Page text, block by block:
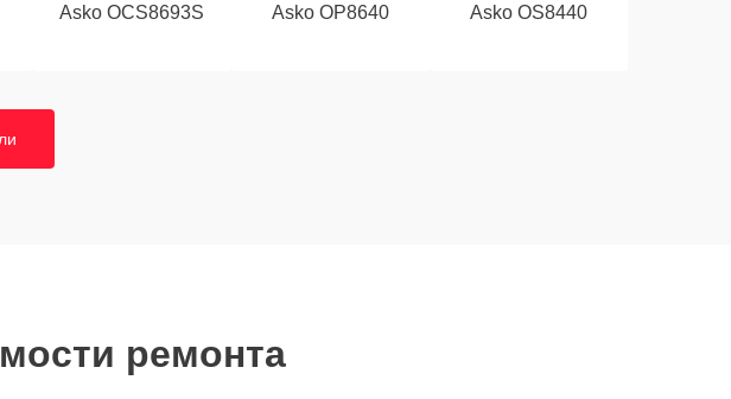
Asko OCS8693S
Asko OP8640
Asko OS8440
ремонта